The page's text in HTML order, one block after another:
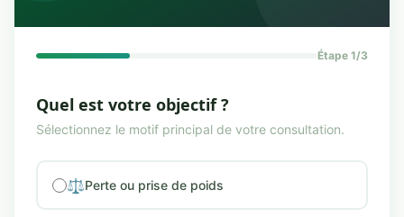
Étape 1/3
Quel est votre objectif ?
Sélectionnez le motif principal de votre consultation.
⚖️Perte ou prise de poids